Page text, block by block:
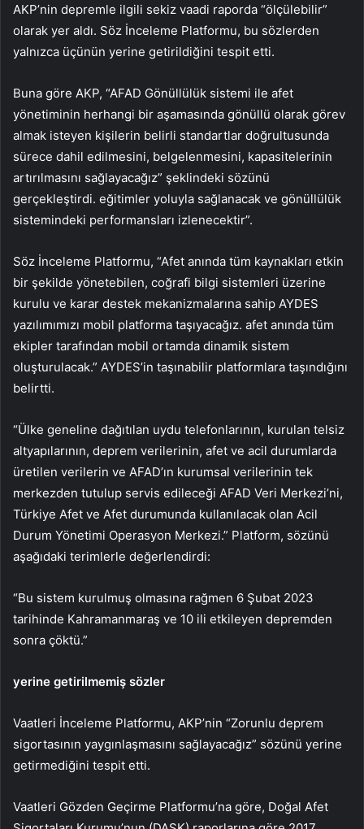
AKP’nin depremle ilgili sekiz vaadi raporda “ölçülebilir”
olarak yer aldı. Söz İnceleme Platformu, bu sözlerden
yalnızca üçünün yerine getirildiğini tespit etti.
Buna göre AKP, “AFAD Gönüllülük sistemi ile afet
yönetiminin herhangi bir aşamasında gönüllü olarak görev
almak isteyen kişilerin belirli standartlar doğrultusunda
sürece dahil edilmesini, belgelenmesini, kapasitelerinin
artırılmasını sağlayacağız” şeklindeki sözünü
gerçekleştirdi. eğitimler yoluyla sağlanacak ve gönüllülük
sistemindeki performansları izlenecektir”.
Söz İnceleme Platformu, “Afet anında tüm kaynakları etkin
bir şekilde yönetebilen, coğrafi bilgi sistemleri üzerine
kurulu ve karar destek mekanizmalarına sahip AYDES
yazılımımızı mobil platforma taşıyacağız. afet anında tüm
ekipler tarafından mobil ortamda dinamik sistem
oluşturulacak.” AYDES’in taşınabilir platformlara taşındığını
belirtti.
“Ülke geneline dağıtılan uydu telefonlarının, kurulan telsiz
altyapılarının, deprem verilerinin, afet ve acil durumlarda
üretilen verilerin ve AFAD’ın kurumsal verilerinin tek
merkezden tutulup servis edileceği AFAD Veri Merkezi’ni,
Türkiye Afet ve Afet durumunda kullanılacak olan Acil
Durum Yönetimi Operasyon Merkezi.” Platform, sözünü
aşağıdaki terimlerle değerlendirdi:
“Bu sistem kurulmuş olmasına rağmen 6 Şubat 2023
tarihinde Kahramanmaraş ve 10 ili etkileyen depremden
sonra çöktü.”
yerine getirilmemiş sözler
Vaatleri İnceleme Platformu, AKP’nin “Zorunlu deprem
sigortasının yaygınlaşmasını sağlayacağız” sözünü yerine
getirmediğini tespit etti.
Vaatleri Gözden Geçirme Platformu’na göre, Doğal Afet